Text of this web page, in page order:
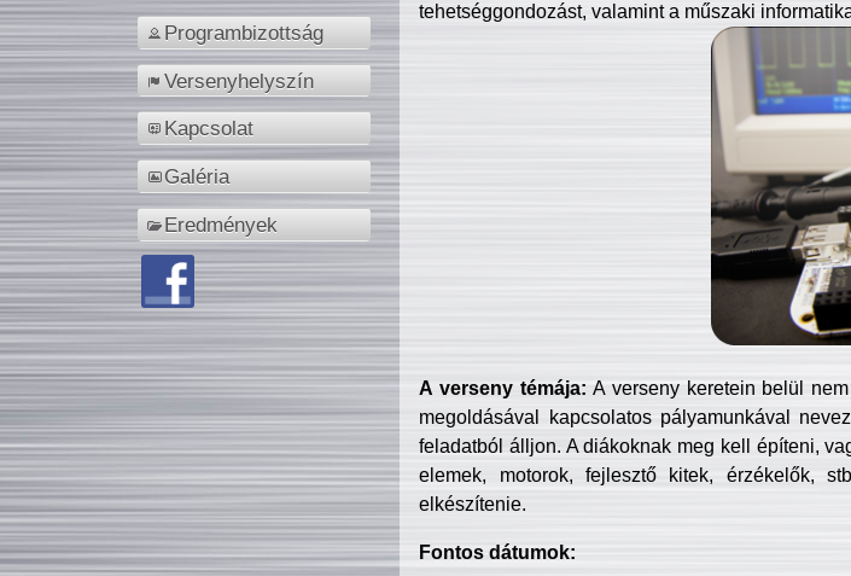
Programbizottság
Versenyhelyszín
Kapcsolat
Galéria
Eredmények
tehetséggondozást, valamint a műszaki
A verseny témája: A verseny keretein belül
megoldásával kapcsolatos pályamunkával
feladatból álljon. A diákoknak meg kell építeni,
elemek, motorok, fejlesztő kitek, érzékelők,
elkészítenie.
Fontos dátumok: